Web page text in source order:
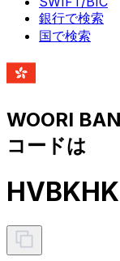
銀行で検索
国で検索
WOORI
コードは